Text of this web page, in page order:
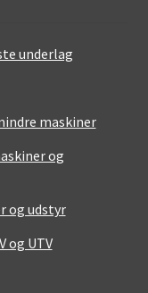
underlag
maskiner
og
og udstyr
og UTV